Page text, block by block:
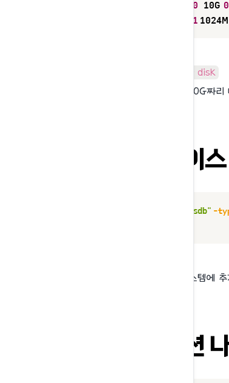
0
   10G
0
1 1024M
sdb 8:16 0 10G 0 disk
sdb라는 이름으로 10G짜
2. 디바이스
"sdb" -
명령어로 시스템에
3. 파티션